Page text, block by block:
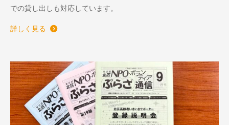
での貸し出しも対応しています。
詳しく見る